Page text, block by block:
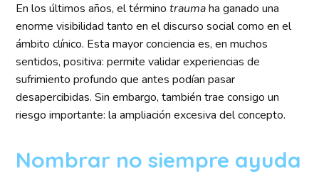
En los últimos años, el términotraumaha ganado una
enorme visibilidad tanto en el discurso social como en el
ámbito clínico. Esta mayor conciencia es, en muchos
sentidos, positiva: permite validar experiencias de
sufrimiento profundo que antes podían pasar
desapercibidas. Sin embargo, también trae consigo un
riesgo importante: la ampliación excesiva del concepto.
Nombrar no siempre ayuda